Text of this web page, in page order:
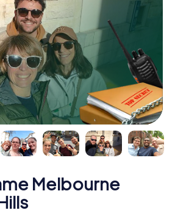
Melbourne